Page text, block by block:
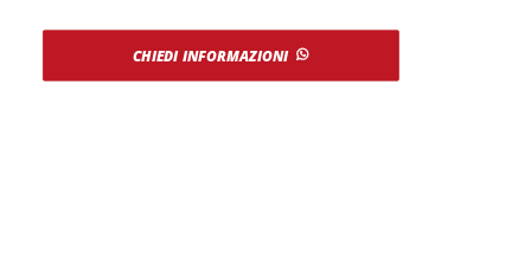
CHIEDI INFORMAZIONI